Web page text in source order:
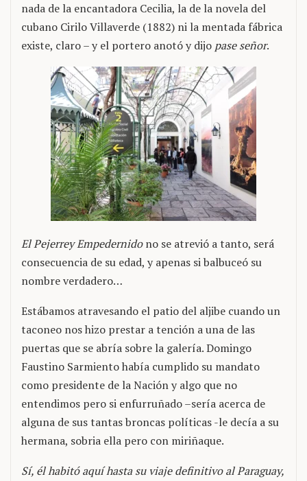
nada de la encantadora Cecilia, la de la novela del
cubano Cirilo Villaverde (1882) ni la mentada fábrica
existe, claro – y el portero anotó y dijo pase señor.
El Pejerrey Empedernidono se atrevió a tanto, será
consecuencia de su edad, y apenas si balbuceó su
nombre verdadero…
Estábamos atravesando el patio del aljibe cuando un
taconeo nos hizo prestar a tención a una de las
puertas que se abría sobre la galería. Domingo
Faustino Sarmiento había cumplido su mandato
como presidente de la Nación y algo que no
entendimos pero si enfurruñado –sería acerca de
alguna de sus tantas broncas políticas -le decía a su
hermana, sobria ella pero con miriñaque.
Sí, él habitó aquí hasta su viaje definitivo al Paraguay,